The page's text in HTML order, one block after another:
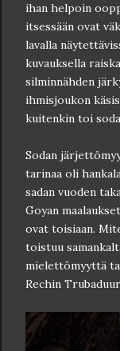
ihan helpoin
itsessään ovat
lavalla
kuvauksella
silminnähden
ihmisjoukon
kuitenkin toi
Sodan
tarinaa oli
sadan vuoden
Goyan
ovat toisiaan.
toistuu
mielettömyyttä
Rechin